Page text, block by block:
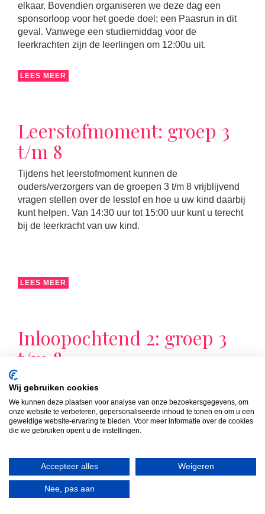
elkaar. Bovendien organiseren we deze dag een
sponsorloop voor het goede doel; een Paasrun in dit
geval. Vanwege een studiemiddag voor de
leerkrachten zijn de leerlingen om 12:00u uit.
LEES MEER
Leerstofmoment: groep 3
t/m 8
Tijdens het leerstofmoment kunnen de
ouders/verzorgers van de groepen 3 t/m 8 vrijblijvend
vragen stellen over de lesstof en hoe u uw kind daarbij
kunt helpen. Van 14:30 uur tot 15:00 uur kunt u terecht
bij de leerkracht van uw kind.
LEES MEER
Inloopochtend 2: groep 3
t/m 8
van de groepen 3 t/m 8 van harte welkom in de groep
van hun kind(eren). Die ochtend volgt u samen met uw
kind de les die op dat moment op het rooster staat.
LEES MEER
Wij gebruiken cookies
We kunnen deze plaatsen voor analyse van onze bezoekersgegevens, om
onze website te verbeteren, gepersonaliseerde inhoud te tonen en om u een
geweldige website-ervaring te bieden. Voor meer informatie over de cookies
die we gebruiken opent u de instellingen.
Accepteer alles Weigeren
Nee, pas aan